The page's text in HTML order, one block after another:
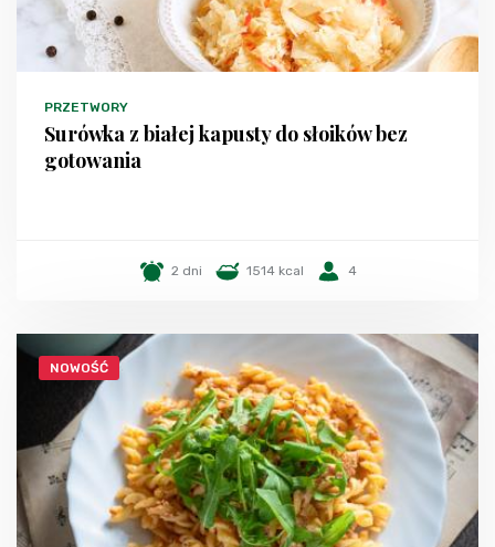
PRZETWORY
Surówka z białej kapusty do słoików bez
gotowania
2 dni 1514 kcal 4
NOWOŚĆ